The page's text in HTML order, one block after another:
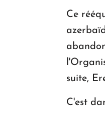
Ce
suite,
C'est